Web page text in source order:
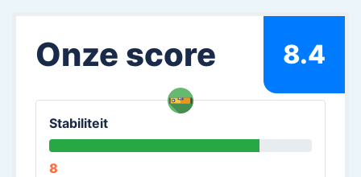
8.4
Onze score
Stabiliteit
8